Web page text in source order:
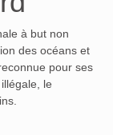
à but non
des océans et
pour ses
le